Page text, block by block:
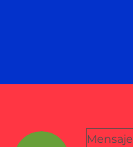
Mensaje